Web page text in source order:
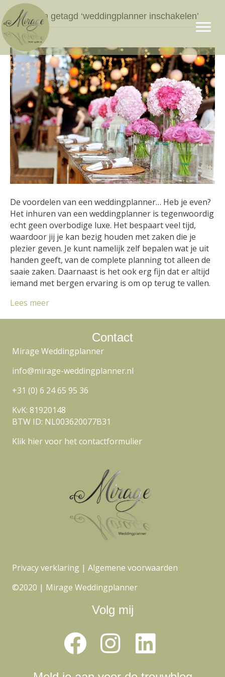
Berichten getagd ‘weddingplanner inschakelen’
De voordelen van een weddingplanner… Heb je even?
Het inhuren van een weddingplanner is tegenwoordig
echt geen overbodige luxe. Het bespaart veel tijd,
waardoor jij je kan bezig houden met zaken die je
plezier geven. Je kunt namelijk zelf bepalen wat je uit
handen geeft, van de complete planning tot alleen de
saaie zaken. Daarnaast is het ook erg fijn dat er altijd
iemand met bergen ervaring is om op terug te vallen.
Lees meer
Contact
Mirage Weddingplanner
info@mirage-weddingplanner.nl
+31 (0) 6 24 65 95 36
KvK: 81920148
BTW ID: NL003620077B31
Klik hier voor het contactformulier
Privacy verklaring | Algemene voorwaarden
©2020 | Mirage Weddingplanner
Volg mij